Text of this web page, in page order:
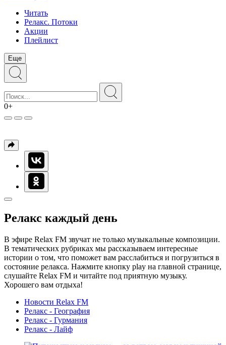
Читать
Релакс. Потоки
Акции
Плейлист
Еще
0+
Релакс каждый день
В эфире Relax FM звучат не только музыкальные композиции.
В тематических рубриках мы рассказываем интересные
истории о том, что поможет вам расслабиться и погрузиться в
состояние релакса. Нажмите кнопку play на главной странице,
слушайте Relax FM и читайте под приятную музыку.
Хорошего вам отдыха!
Новости Relax FM
Релакс - География
Релакс - Гурмания
Релакс - Лайф